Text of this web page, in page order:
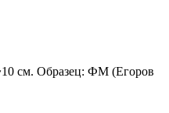
см. Образец: ФМ (Егоров